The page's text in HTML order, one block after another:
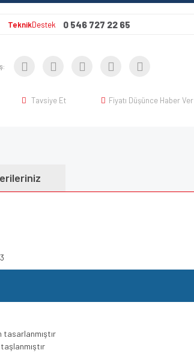
TeknikDestek 0 546 727 22 65
Tavsiye Et Fiyatı Düşünce Haber Ver
tasarlanmıştır